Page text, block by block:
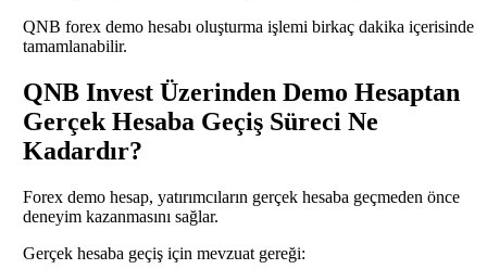
QNB forex demo hesabı oluşturma işlemi birkaç dakika içerisinde
tamamlanabilir.
QNB Invest Üzerinden Demo Hesaptan
Gerçek Hesaba Geçiş Süreci Ne
Kadardır?
Forex demo hesap, yatırımcıların gerçek hesaba geçmeden önce
deneyim kazanmasını sağlar.
Gerçek hesaba geçiş için mevzuat gereği: